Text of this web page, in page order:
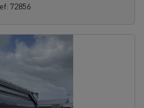
72856